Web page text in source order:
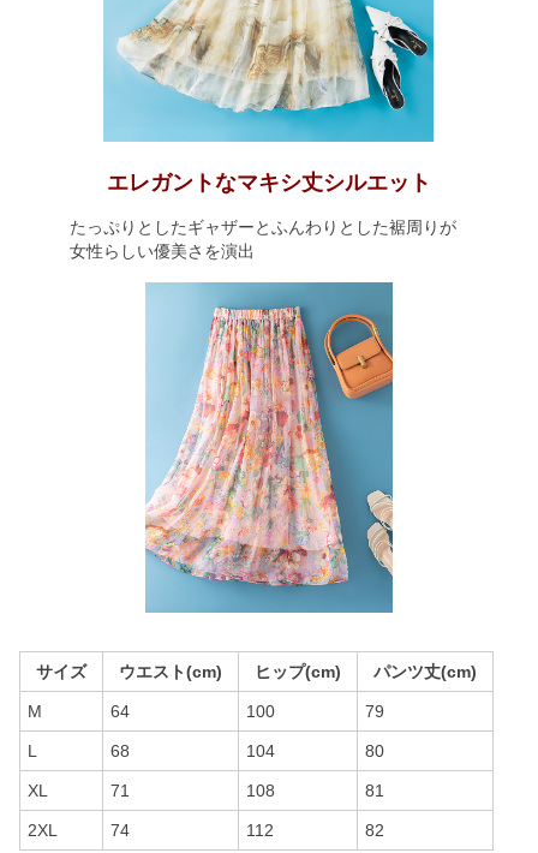
エレガントなマキシ丈シルエット
たっぷりとしたギャザーとふんわりとした裾周りが
女性らしい優美さを演出
サイズ ウエスト(cm) ヒップ(cm) パンツ丈(cm)
M 64 100 79
L 68 104 80
XL 71 108 81
2XL 74 112 82